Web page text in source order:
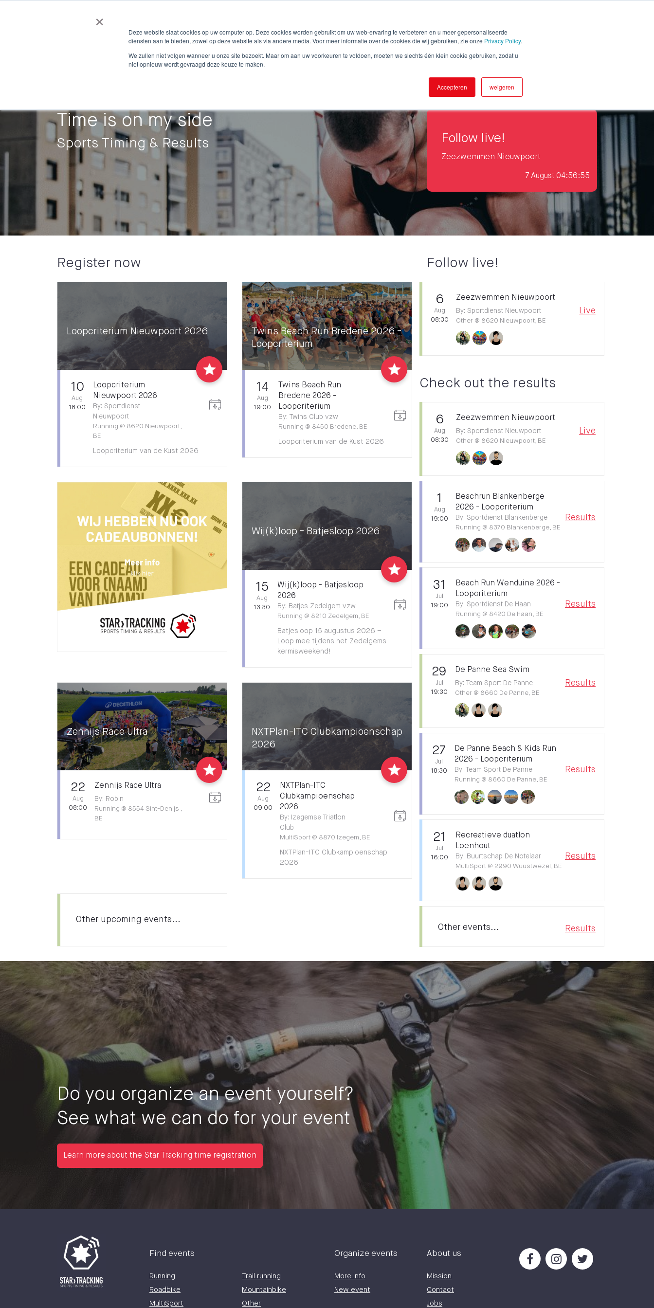
×
Deze website slaat cookies op uw computer op. Deze cookies worden gebruikt om uw web-ervaring te verbeteren en u meer gepersonaliseerde
diensten aan te bieden, zowel op deze website als via andere media. Voor meer informatie over de cookies die wij gebruiken, zie onze Privacy Policy.
We zullen niet volgen wanneer u onze site bezoekt. Maar om aan uw voorkeuren te voldoen, moeten we slechts één klein cookie gebruiken, zodat u
niet opnieuw wordt gevraagd deze keuze te maken.
Accepteren weigeren
Browse all events For organizers About Star Tracking Contact us
Time is on my side
Sports Timing & Results Follow live!
Zeezwemmen Nieuwpoort
7 August 04:56:56
Register now
Loopcriterium Nieuwpoort 2026
10
Aug
18:00
Loopcriterium
Nieuwpoort 2026
By: Sportdienst
Nieuwpoort
Running @ 8620 Nieuwpoort,
BE
Loopcriterium van de Kust 2026
Twins Beach Run Bredene 2026 -
Loopcriterium
14
Aug
19:00
Twins Beach Run
Bredene 2026 -
Loopcriterium
By: Twins Club vzw
Running @ 8450 Bredene, BE
Loopcriterium van de Kust 2026
Wij(k)loop - Batjesloop 2026
15
Aug
13:30
Wij(k)loop - Batjesloop
2026
By: Batjes Zedelgem vzw
Running @ 8210 Zedelgem, BE
Batjesloop 15 augustus 2026 –
Loop mee tijdens het Zedelgems
kermisweekend!
Zennijs Race Ultra
22
Aug
08:00
Zennijs Race Ultra
By: Robin
Running @ 8554 Sint-Denijs ,
BE
NXTPlan-ITC Clubkampioenschap
2026
22
Aug
09:00
NXTPlan-ITC
Clubkampioenschap
2026
By:
Izegemse Triatlon
Club
MultiSport @ 8870 Izegem, BE
NXTPlan-ITC Clubkampioenschap
2026
Other upcoming events...
Follow live!
6
Aug
08:30
Zeezwemmen Nieuwpoort
By: Sportdienst Nieuwpoort
Other @ 8620 Nieuwpoort, BE
Live
Check out the results
6
Aug
08:30
Zeezwemmen Nieuwpoort
By: Sportdienst Nieuwpoort
Other @ 8620 Nieuwpoort, BE
Live
1
Aug
19:00
Beachrun Blankenberge
2026 - Loopcriterium
By: Sportdienst Blankenberge
Running @ 8370 Blankenberge, BE
Results
31
Jul
19:00
Beach Run Wenduine 2026 -
Loopcriterium
By: Sportdienst De Haan
Running @ 8420 De Haan, BE
Results
29
Jul
19:30
De Panne Sea Swim
By: Team Sport De Panne
Other @ 8660 De Panne, BE
Results
27
Jul
18:30
De Panne Beach & Kids Run
2026 - Loopcriterium
By: Team Sport De Panne
Running @ 8660 De Panne, BE
Results
21
Jul
16:00
Recreatieve duatlon
Loenhout
By: Buurtschap De Notelaar
MultiSport @ 2990 Wuustwezel, BE
Results
Other events... Results
Do you organize an event yourself?
See what we can do for your event
Learn more about the Star Tracking time registration
Find events
Running
Trail running
Roadbike
Mountainbike
MultiSport
Other
Organize events
More info
New event
About us
Mission
Contact
Jobs